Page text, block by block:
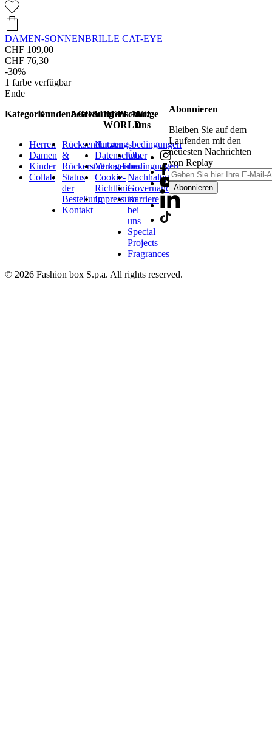
DAMEN-SONNENBRILLE CAT-EYE
CHF 109,00
CHF 76,30
-30%
1 farbe verfügbar
Ende
Kategorien
Herren
Damen
Kinder
Collab
Kundenbetreuung
Rücksendungen
&
Rückerstattungen
Status
der
Bestellung
Kontakt
AGB&Datenschutz
Nutzungsbedingungen
Datenschutz
Verkaufsbedingungen
Cookie-
Richtlinie
Impressum
REPLAY
WORLD
Über
uns
Nachhaltigkeit
Governance
Karriere
bei
uns
Special
Projects
Fragrances
Folge
uns
Abonnieren
Bleiben Sie auf dem
Laufenden mit den
neuesten Nachrichten
von Replay
Abonnieren
© 2026 Fashion box S.p.a. All rights reserved.